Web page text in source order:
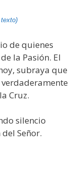
de quienes
la Pasión. El
subraya que
Cruz.
silencio
Señor.